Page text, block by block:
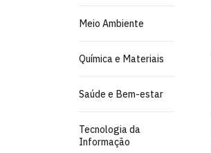
Meio Ambiente
Química e Materiais
Saúde e Bem-estar
Tecnologia da
Informação